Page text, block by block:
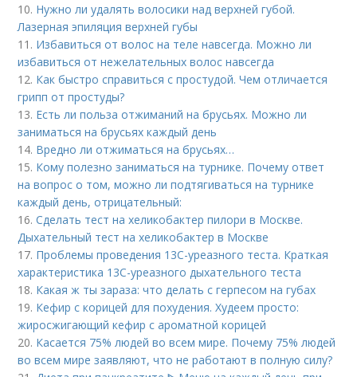
10. Нужно ли удалять волосики над верхней губой.
Лазерная эпиляция верхней губы
11. Избавиться от волос на теле навсегда. Можно ли
избавиться от нежелательных волос навсегда
12. Как быстро справиться с простудой. Чем отличается
грипп от простуды?
13. Есть ли польза отжиманий на брусьях. Можно ли
заниматься на брусьях каждый день
14. Вредно ли отжиматься на брусьях…
15. Кому полезно заниматься на турнике. Почему ответ
на вопрос о том, можно ли подтягиваться на турнике
каждый день, отрицательный:
16.Сделать тест на хеликобактер пилори в Москве.
Дыхательный тест на хеликобактер в Москве
17. Проблемы проведения 13С-уреазного теста. Краткая
характеристика 13С-уреазного дыхательного теста
18. Какая ж ты зараза: что делать с герпесом на губах
19. Кефир с корицей для похудения. Худеем просто:
жиросжигающий кефир с ароматной корицей
20. Касается 75% людей во всем мире. Почему 75% людей
во всем мире заявляют, что не работают в полную силу?